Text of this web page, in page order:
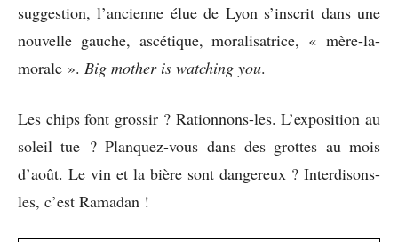
suggestion, l’ancienne élue de Lyon s’inscrit dans une
nouvelle gauche, ascétique, moralisatrice, « mère-la-
morale ». Big mother is watching you.
Les chips font grossir ? Rationnons-les. L’exposition au
soleil tue ? Planquez-vous dans des grottes au mois
d’août. Le vin et la bière sont dangereux ? Interdisons-
les, c’est Ramadan !